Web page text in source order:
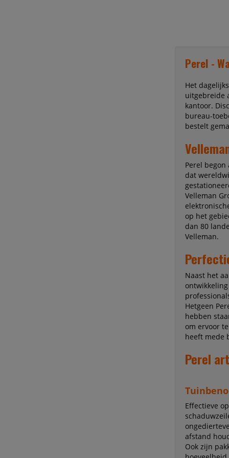
Perel -
Het
uitgebreide
kantoor.
bureau-
bestelt
Perel
dat
Velleman
op het
dan 80
Velleman.
Naast het
Hetgeen
hebben
om ervoor
heeft mede
Perel
Effectieve
afstand
Ook zijn